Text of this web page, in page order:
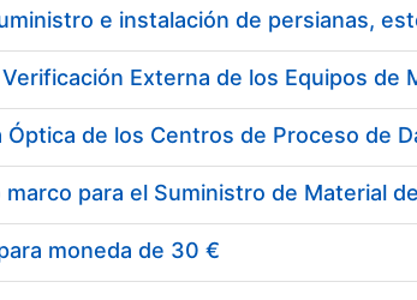
e instalación de persianas,
moneda de 30 €